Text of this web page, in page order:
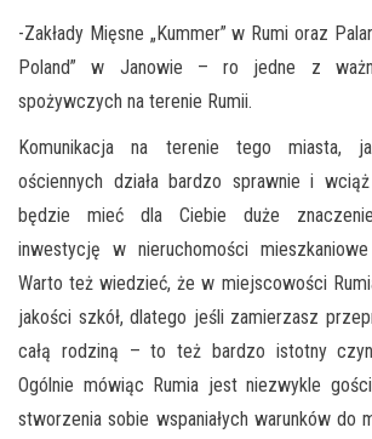
-Zakłady Mięsne „Kummer” w Rumi oraz
Poland” w Janowie – ro jedne z
spożywczych na terenie Rumii.
Komunikacja na terenie tego miasta,
ościennych działa bardzo sprawnie i
będzie mieć dla Ciebie duże
inwestycję w nieruchomości
Warto też wiedzieć, że w miejscowości
jakości szkół, dlatego jeśli zamierzasz
całą rodziną – to też bardzo istotny
Ogólnie mówiąc Rumia jest niezwykle
stworzenia sobie wspaniałych warunków do